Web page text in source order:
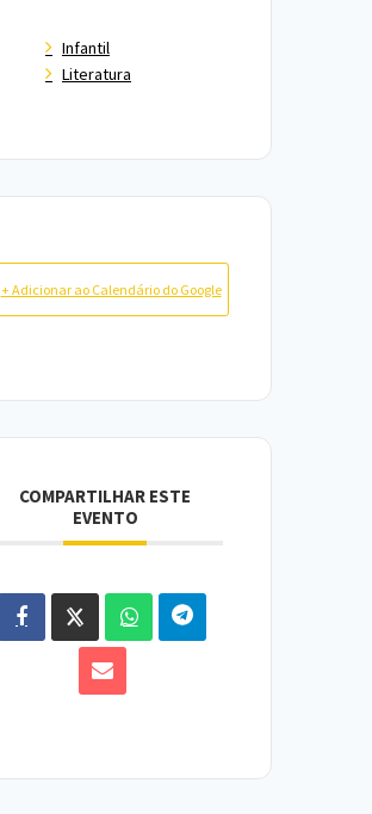
Infantil
Literatura
+ Adicionar ao Calendário do Google
COMPARTILHAR ESTE
EVENTO